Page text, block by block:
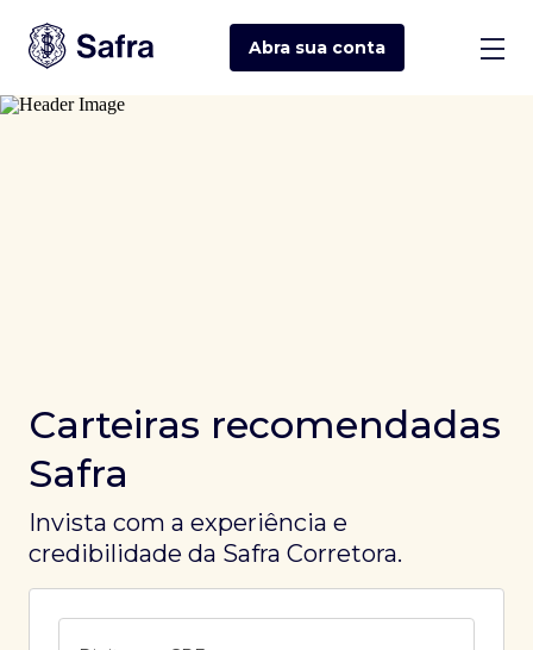
Abra sua conta
Carteiras recomendadas
Safra
Invista com a experiência e
credibilidade da Safra Corretora.